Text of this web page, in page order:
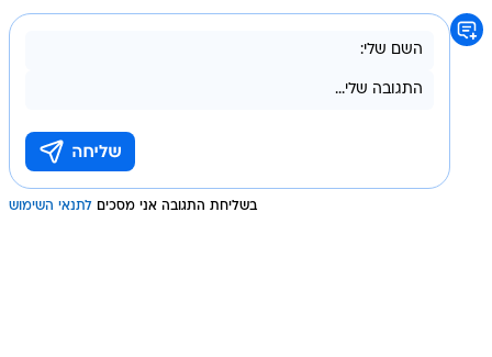
בשליחת התגובה אני מסכים לתנאי השימוש